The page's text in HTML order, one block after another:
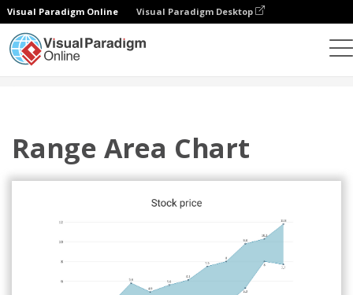
Visual Paradigm Online Visual Paradigm Desktop
Range Area Chart